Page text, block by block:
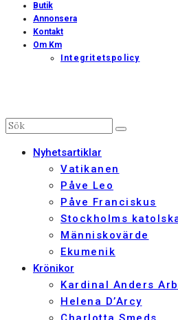
Butik
Annonsera
Kontakt
Om Km
Integritetspolicy
Nyhetsartiklar
Vatikanen
Påve Leo
Påve Franciskus
Stockholms
Människovärde
Ekumenik
Krönikor
Kardinal Anders
Helena D’Arcy